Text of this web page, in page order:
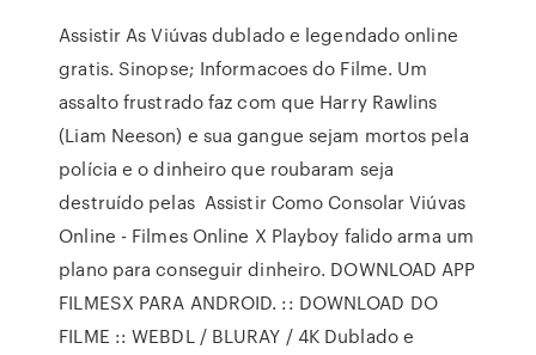
Assistir As Viúvas dublado e legendado online
gratis. Sinopse; Informacoes do Filme. Um
assalto frustrado faz com que Harry Rawlins
(Liam Neeson) e sua gangue sejam mortos pela
polícia e o dinheiro que roubaram seja
destruído pelas Assistir Como Consolar Viúvas
Online - Filmes Online X Playboy falido arma um
plano para conseguir dinheiro. DOWNLOAD APP
FILMESX PARA ANDROID. :: DOWNLOAD DO
FILME :: WEBDL / BLURAY / 4K Dublado e